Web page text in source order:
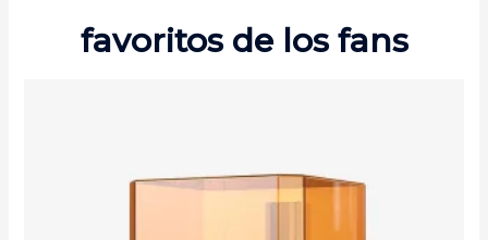
favoritos de los fans